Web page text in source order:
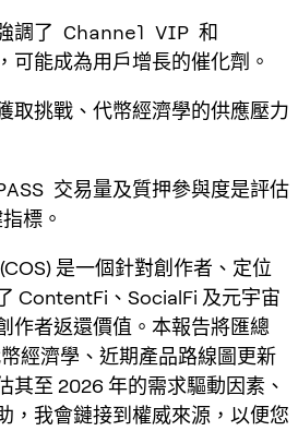
調了 Channel VIP 和
能成為用戶增長的催化劑。
取挑戰、代幣經濟學的供應壓力
交易量及質押參與度是評估
標。
是一個針對創作者、定位
ContentFi、SocialFi 及元宇宙
作者返還價值。本報告將匯總
經濟學、近期產品路線圖更新
其至 2026 年的需求驅動因素、
，我會鏈接到權威來源，以便您